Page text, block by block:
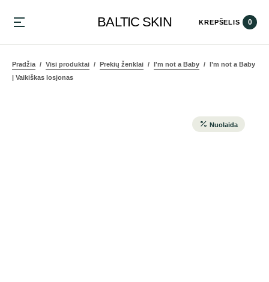
BALTIC SKIN KREPŠELIS 0
Pradžia Visi produktai Prekių ženklai I'm not a Baby
I’m not a Baby
| Vaikiškas losjonas
Nuolaida